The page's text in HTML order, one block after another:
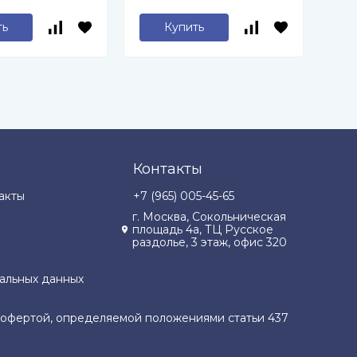
Купить
данных
Контакты
+7 (965) 005-45-65
г. Москва, Сокольническая
площадь 4а, ТЦ Русское
раздолье, 3 этаж, офис 320
определяемой положениями статьи 437